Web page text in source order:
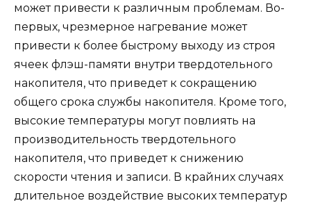
может привести к различным проблемам. Во-
первых, чрезмерное нагревание может
привести к более быстрому выходу из строя
ячеек флэш-памяти внутри твердотельного
накопителя, что приведет к сокращению
общего срока службы накопителя. Кроме того,
высокие температуры могут повлиять на
производительность твердотельного
накопителя, что приведет к снижению
скорости чтения и записи. В крайних случаях
длительное воздействие высоких температур